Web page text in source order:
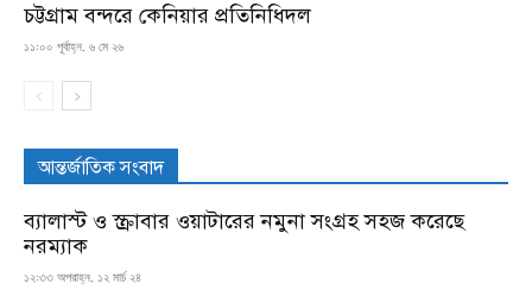
চট্টগ্রাম বন্দরে কেনিয়ার প্রতিনিধিদল
১১:০০ পূর্বাহ্ন, ৬ মে ২৬
আন্তর্জাতিক সংবাদ
ব্যালাস্ট ও স্ক্রাবার ওয়াটারের নমুনা সংগ্রহ সহজ করেছে
নরম্যাক
১২:৩৩ অপরাহ্ন, ১২ মার্চ ২৪